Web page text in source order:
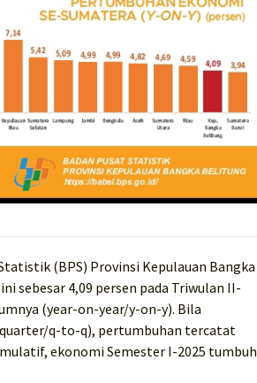
(BPS) Provinsi Kepulauan Bangka
sebesar 4,09 persen pada Triwulan II-
(year-on-year/y-on-y). Bila
q-to-q), pertumbuhan tercatat
ekonomi Semester I-2025 tumbuh